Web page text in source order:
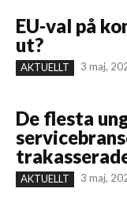
EU-val på
ut?
AKTUELLT 3 maj,
De flesta
AKTUELLT 3 maj,